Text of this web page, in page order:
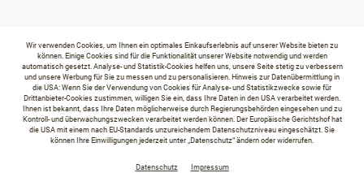
Wir verwenden Cookies, um Ihnen ein optimales Einkaufserlebnis auf unserer Website bieten zu
können. Einige Cookies sind für die Funktionalität unserer Website notwendig und werden
automatisch gesetzt. Analyse- und Statistik-Cookies helfen uns, unsere Seite stetig zu verbessern
und unsere Werbung für Sie zu messen und zu personalisieren. Hinweis zur Datenübermittlung in
die USA: Wenn Sie der Verwendung von Cookies für Analyse- und Statistikzwecke sowie für
Drittanbieter-Cookies zustimmen, willigen Sie ein, dass Ihre Daten in den USA verarbeitet werden.
Ihnen ist bekannt, dass Ihre Daten möglicherweise durch Regierungsbehörden eingesehen und zu
Kontroll- und überwachungszwecken verarbeitet werden können. Der Europäische Gerichtshof hat
die USA mit einem nach EU-Standards unzureichendem Datenschutzniveau eingeschätzt. Sie
können Ihre Einwilligungen jederzeit unter „Datenschutz“ ändern oder widerrufen.
Datenschutz Impressum